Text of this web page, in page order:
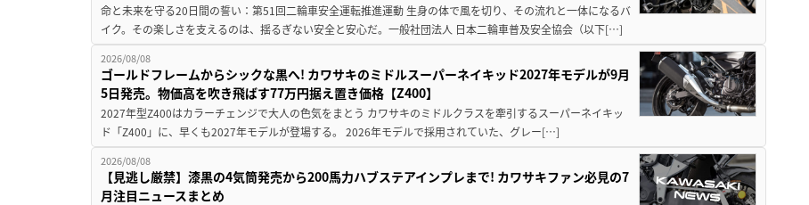
命と未来を守る20日間の誓い：第51回二輪車安全運転推進運動 生身の体で風を切り、その流れと一体になるバ
イク。その楽しさを支えるのは、揺るぎない安全と安心だ。一般社団法人 日本二輪車普及安全協会（以下[…]
2026/08/08
ゴールドフレームからシックな黒へ! カワサキのミドルスーパーネイキッド2027年モデルが9月
5日発売。物価高を吹き飛ばす77万円据え置き価格【Z400】
2027年型Z400はカラーチェンジで大人の色気をまとう カワサキのミドルクラスを牽引するスーパーネイキッ
ド「Z400」に、早くも2027年モデルが登場する。 2026年モデルで採用されていた、グレー[…]
2026/08/08
【見逃し厳禁】漆黒の4気筒発売から200馬力ハブステアインプレまで! カワサキファン必見の7
月注目ニュースまとめ